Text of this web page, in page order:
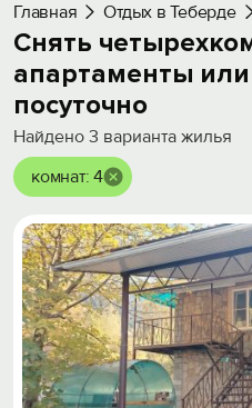
Добавить свой
Главная Отдых в Теберде
Снять
апартаменты
посуточно
Найдено 3 варианта жилья
комнат: 4